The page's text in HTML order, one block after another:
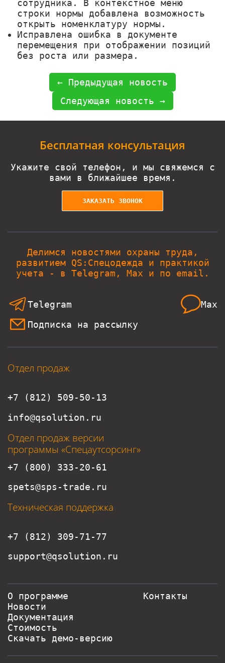
сотрудника. В контекстное меню
строки нормы добавлена возможность
открыть номенклатуру нормы.
Исправлена ошибка в документе
перемещения при отображении позиций
без роста или размера.
← Предыдущая новость
Следующая новость →
Бесплатная консультация
Укажите свой телефон, и мы свяжемся с
вами в ближайшее время.
ЗАКАЗАТЬ ЗВОНОК
Делимся новостями охраны труда,
развитием QS:Спецодежда и практикой
учета - в Telegram, Max и по email.
Telegram
Max
Подписка на рассылку
Отдел продаж
+7 (812) 509-50-13
info@qsolution.ru
Отдел продаж версии
программы «Спецаутсорсинг»
+7 (800) 333-20-61
spets@sps-trade.ru
Техническая поддержка
+7 (812) 309-71-77
support@qsolution.ru
О программе
Новости
Документация
Стоимость
Скачать демо-версию
Контакты